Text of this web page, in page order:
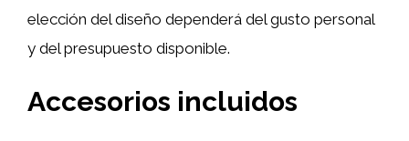
elección del diseño dependerá del gusto personal
y del presupuesto disponible.
Accesorios incluidos